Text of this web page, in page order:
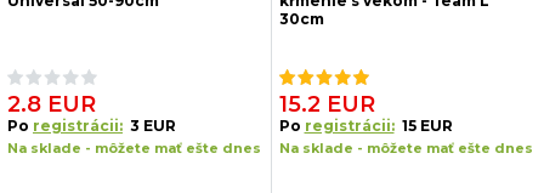
2.8 EUR
Po registrácii: 3 EUR
Na sklade - môžete mať ešte dnes
30cm
15.2 EUR
Po registrácii: 15 EUR
Na sklade - môžete mať ešte dnes